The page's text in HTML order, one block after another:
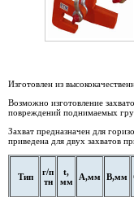
Изготовлен из
Возможно изготовление
повреждений поднимаемых
Захват предназначен для
приведена для двух захватов
Тип
г/п
тн
t,
мм
А,мм В,мм